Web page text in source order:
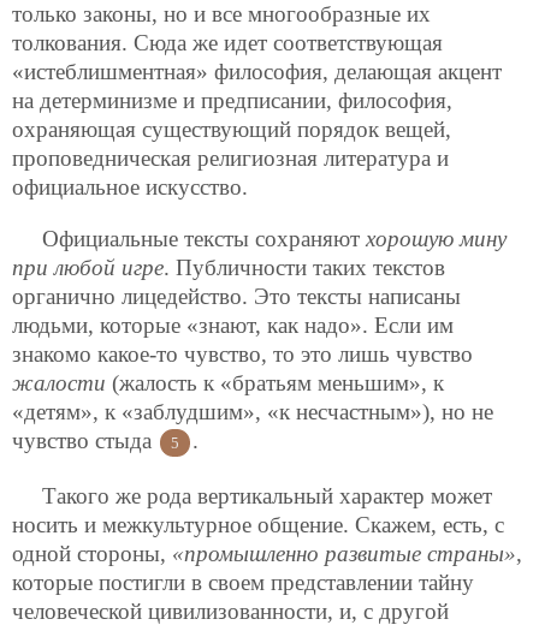
только законы, но и все многообразные их
толкования. Сюда же идет соответствующая
«истеблишментная» философия, делающая акцент
на детерминизме и предписании, философия,
охраняющая существующий порядок вещей,
проповедническая религиозная литература и
официальное искусство.
Официальные тексты сохраняютхорошую мину
при любой игре. Публичности таких текстов
органично лицедейство. Это тексты написаны
людьми, которые «знают, как надо». Если им
знакомо какое-то чувство, то это лишь чувство
жалости (жалость к «братьям меньшим», к
«детям», к «заблудшим», «к несчастным»), но не
чувство стыда
5 .
Такого же рода вертикальный характер может
носить и межкультурное общение. Скажем, есть, с
одной стороны, «промышленно развитые страны»,
которые постигли в своем представлении тайну
человеческой цивилизованности, и, с другой